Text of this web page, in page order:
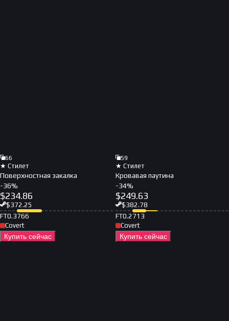
66
★ Стилет
Поверхностная закалка
-36%
$234.86
$372.25
FT0.3766
Covert
Купить сейчас
59
★ Стилет
Кровавая паутина
-34%
$249.63
$382.78
FT0.2713
Covert
Купить сейчас